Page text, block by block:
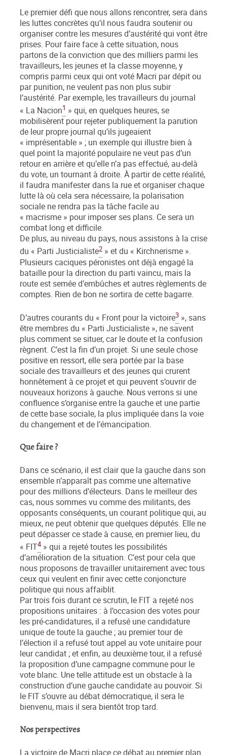
Le premier défi que nous allons rencontrer, sera dans
les luttes concrètes qu’il nous faudra soutenir ou
organiser contre les mesures d’austérité qui vont être
prises. Pour faire face à cette situation, nous
partons de la conviction que des milliers parmi les
travailleurs, les jeunes et la classe moyenne, y
compris parmi ceux qui ont voté Macri par dépit ou
par punition, ne veulent pas non plus subir
l’austérité. Par exemple, les travailleurs du journal
« La Nacion1 » qui, en quelques heures, se
mobilisèrent pour rejeter publiquement la parution
de leur propre journal qu’ils jugeaient
« imprésentable » ; un exemple qui illustre bien à
quel point la majorité populaire ne veut pas d’un
retour en arrière et qu’elle n’a pas effectué, au-delà
du vote, un tournant à droite. À partir de cette réalité,
il faudra manifester dans la rue et organiser chaque
lutte là où cela sera nécessaire, la polarisation
sociale ne rendra pas la tâche facile au
« macrisme » pour imposer ses plans. Ce sera un
combat long et difficile.
De plus, au niveau du pays, nous assistons à la crise
du « Parti Justicialiste2 » et du « Kirchnerisme ».
Plusieurs caciques péronistes ont déjà engagé la
bataille pour la direction du parti vaincu, mais la
route est semée d’embûches et autres règlements de
comptes. Rien de bon ne sortira de cette bagarre.
D’autres courants du « Front pour la victoire3 », sans
être membres du « Parti Justicialiste », ne savent
plus comment se situer, car le doute et la confusion
règnent. C’est la fin d’un projet. Si une seule chose
positive en ressort, elle sera portée par la base
sociale des travailleurs et des jeunes qui crurent
honnêtement à ce projet et qui peuvent s’ouvrir de
nouveaux horizons à gauche. Nous verrons si une
confluence s’organise entre la gauche et une partie
de cette base sociale, la plus impliquée dans la voie
du changement et de l’émancipation.
Que faire ?
Dans ce scénario, il est clair que la gauche dans son
ensemble n’apparaît pas comme une alternative
pour des millions d’électeurs. Dans le meilleur des
cas, nous sommes vu comme des militants, des
opposants conséquents, un courant politique qui, au
mieux, ne peut obtenir que quelques députés. Elle ne
peut dépasser ce stade à cause, en premier lieu, du
« FIT4 » qui a rejeté toutes les possibilités
d’amélioration de la situation. C’est pour cela que
nous proposons de travailler unitairement avec tous
ceux qui veulent en finir avec cette conjoncture
politique qui nous affaiblit.
Par trois fois durant ce scrutin, le FIT a rejeté nos
propositions unitaires : à l’occasion des votes pour
les pré-candidatures, il a refusé une candidature
unique de toute la gauche ; au premier tour de
l’élection il a refusé tout appel au vote unitaire pour
leur candidat ; et enfin, au deuxième tour, il a refusé
la proposition d’une campagne commune pour le
vote blanc. Une telle attitude est un obstacle à la
construction d’une gauche candidate au pouvoir. Si
le FIT s’ouvre au débat démocratique, il sera le
bienvenu, mais il sera bientôt trop tard.
Nos perspectives
La victoire de Macri place ce débat au premier plan.